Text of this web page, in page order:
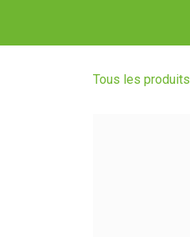
Tous les produits